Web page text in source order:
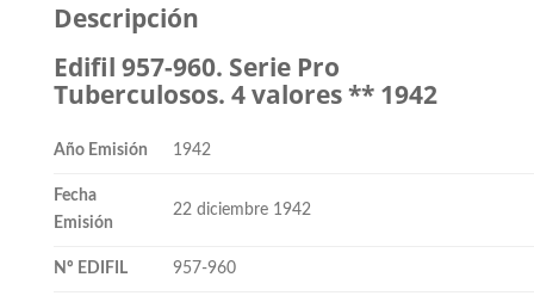
Descripción
Edifil 957-960. Serie Pro
Tuberculosos. 4 valores ** 1942
Año Emisión 1942
Fecha
Emisión
22 diciembre 1942
Nº EDIFIL 957-960